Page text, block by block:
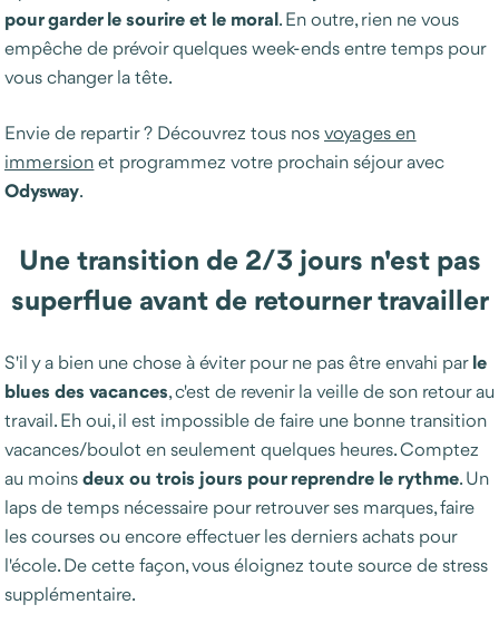
pour garder le sourire et le moral. En outre, rien ne vous
empêche de prévoir quelques week-ends entre temps pour
vous changer la tête.
Envie de repartir ? Découvrez tous nosvoyages en
immersionet programmez votre prochain séjour avec
Odysway.
Une transition de 2/3 jours n'est pas
superflue avant de retourner travailler
S'il y a bien une chose à éviter pour ne pas être envahi parle
blues des vacances, c'est de revenir la veille de son retour au
travail. Eh oui, il est impossible de faire une bonne transition
vacances/boulot en seulement quelques heures. Comptez
au moinsdeux ou trois jours pour reprendre le rythme. Un
laps de temps nécessaire pour retrouver ses marques, faire
les courses ou encore effectuer les derniers achats pour
l'école. De cette façon, vous éloignez toute source de stress
supplémentaire.